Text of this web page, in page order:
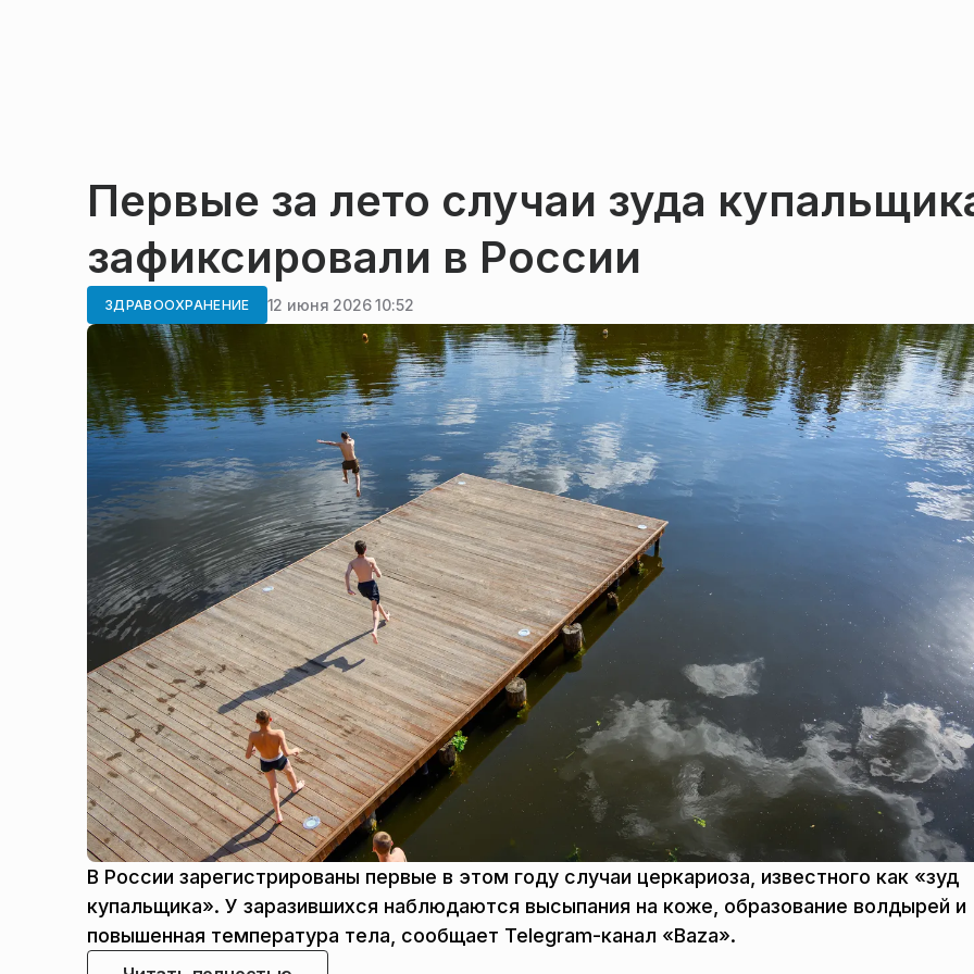
Первые за лето случаи зуда
зафиксировали в России
ЗДРАВООХРАНЕНИЕ 12 июня 2026 10:52
В России зарегистрированы первые в этом году случаи церкариоза, известного как «зуд
купальщика». У заразившихся наблюдаются высыпания на коже, образование волдырей и
повышенная температура тела, сообщает Telegram-канал «Baza».